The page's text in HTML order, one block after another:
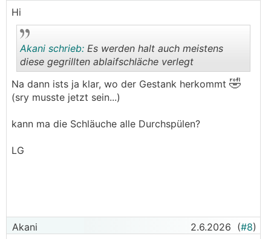
Hi
Akani schrieb: Es werden halt auch meistens
diese gegrillten ablaifschläche verlegt
Na dann ists ja klar, wo der Gestank herkommt 🤣
(sry musste jetzt sein...)
kann ma die Schläuche alle Durchspülen?
LG
Akani 2.6.2026 (#8)